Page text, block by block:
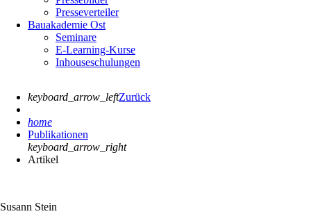
Presseverteiler
Bauakademie Ost
Seminare
E-Learning-Kurse
Inhouseschulungen
keyboard_arrow_leftZurück
home
Publikationen
keyboard_arrow_right
Artikel
Susann Stein